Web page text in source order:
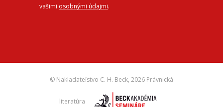
vašimi osobnými údajmi.
© Nakladateľstvo C. H. Beck, 2026 Právnická
literatúra